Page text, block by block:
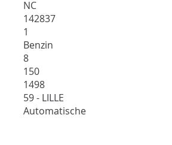
NC
142837
1
Benzin
8
150
1498
59 - LILLE
Automatische